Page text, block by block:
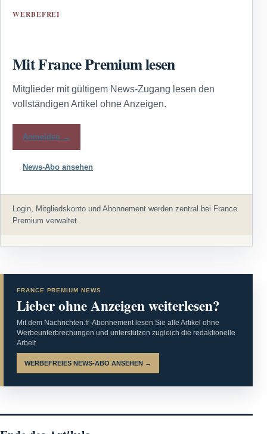
WERBEFREI
Mit France Premium lesen
Mitglieder mit gültigem News-Zugang lesen den
vollständigen Artikel ohne Anzeigen.
Anmelden →
News-Abo ansehen
Login, Mitgliedskonto und Abonnement werden zentral bei France
Premium verwaltet.
FRANCE PREMIUM NEWS
Lieber ohne Anzeigen weiterlesen?
Mit dem Nachrichten.fr-Abonnement lesen Sie alle Artikel ohne
Werbeunterbrechungen und unterstützen zugleich die redaktionelle
Arbeit.
WERBEFREIES NEWS-ABO ANSEHEN →